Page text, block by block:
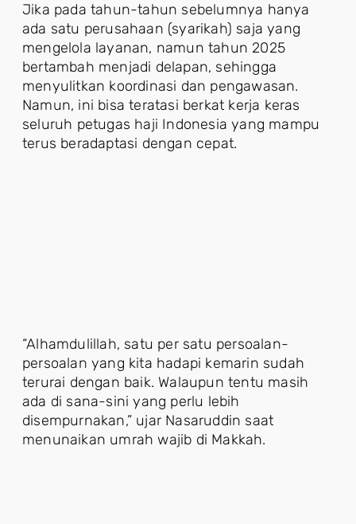
Jika pada tahun-tahun sebelumnya hanya
ada satu perusahaan (syarikah) saja yang
mengelola layanan, namun tahun 2025
bertambah menjadi delapan, sehingga
menyulitkan koordinasi dan pengawasan.
Namun, ini bisa teratasi berkat kerja keras
seluruh petugas haji Indonesia yang mampu
terus beradaptasi dengan cepat.
“Alhamdulillah, satu per satu persoalan-
persoalan yang kita hadapi kemarin sudah
terurai dengan baik. Walaupun tentu masih
ada di sana-sini yang perlu lebih
disempurnakan,” ujar Nasaruddin saat
menunaikan umrah wajib di Makkah.